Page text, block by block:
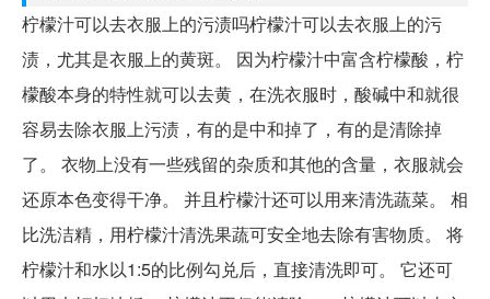
柠檬汁可以去衣服上的污渍吗柠檬汁可以去衣服上的污
渍，尤其是衣服上的黄斑。 因为柠檬汁中富含柠檬酸，柠
檬酸本身的特性就可以去黄，在洗衣服时，酸碱中和就很
容易去除衣服上污渍，有的是中和掉了，有的是清除掉
了。 衣物上没有一些残留的杂质和其他的含量，衣服就会
还原本色变得干净。 并且柠檬汁还可以用来清洗蔬菜。 相
比洗洁精，用柠檬汁清洗果蔬可安全地去除有害物质。 将
柠檬汁和水以1:5的比例勾兑后，直接清洗即可。 它还可